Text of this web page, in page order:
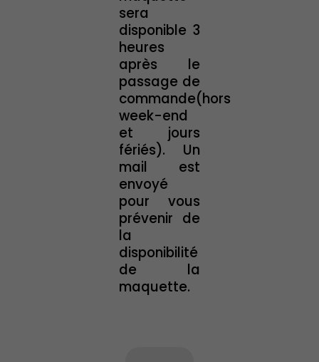
sera
disponible 3
heures
après le
passage de
commande(hors
week-end
et jours
fériés). Un
mail est
envoyé
pour vous
prévenir de
la
disponibilité
de la
maquette.